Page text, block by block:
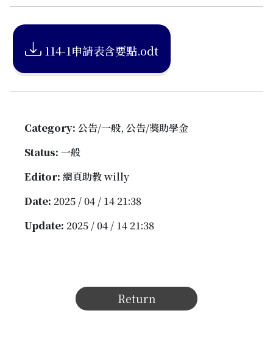
114-1申請表含要點.odt
Category: 公告/一般, 公告/獎助學金
Status: 一般
Editor: 網頁助教 willy
Date: 2025 / 04 / 14 21:38
Update: 2025 / 04 / 14 21:38
Return